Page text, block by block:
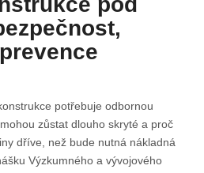
potřebuje odbornou
zůstat dlouho skryté a proč
dříve, než bude nutná nákladná
Výzkumného a vývojového